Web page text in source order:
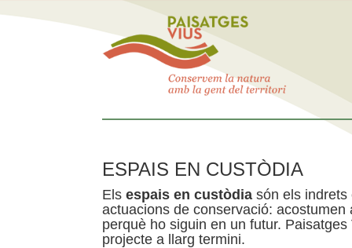
ESPAIS EN CUSTÒDIA
Els espais en custòdia són els indrets
actuacions de conservació:
perquè ho siguin en un futur.
projecte a llarg termini.